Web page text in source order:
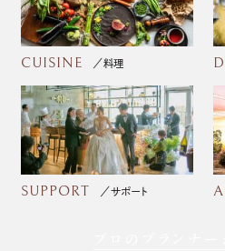
CUISINE 料理
SUPPORT サポート